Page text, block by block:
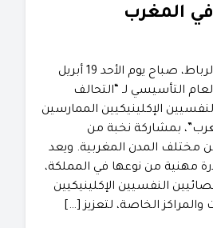
في المغرب
احتضمت العاصمة الرباط، صباح يوم الأحد 19 أبريل
العام التأسيسي لـ “التحالف
الإكلينيكيين الممارسين
بمشاركة نخبة من
مختلف المدن المغربية. ​ويعد
مهنية من نوعها في المملكة،
النفسيين الإكلينيكيين
والمراكز الخاصة، لتعزيز […]